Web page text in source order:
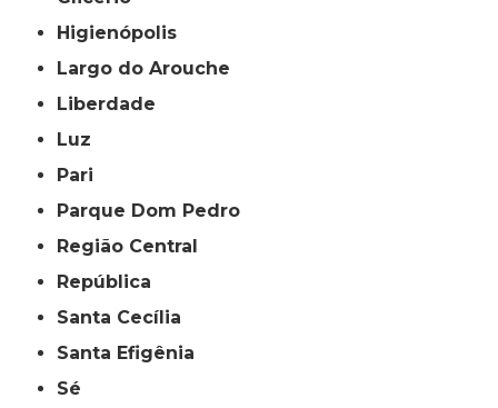
Higienópolis
Largo do Arouche
Liberdade
Luz
Pari
Parque Dom Pedro
Região Central
República
Santa Cecília
Santa Efigênia
Sé